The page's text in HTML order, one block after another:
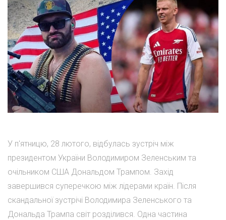
У п'ятницю, 28 лютого, відбулась зустріч між
президентом України Володимиром Зеленським та
очільником США Дональдом Трампом. Захід
завершився суперечкою між лідерами країн. Після
скандальної зустрічі Володимира Зеленського та
Дональда Трампа світ розділився. Одна частина